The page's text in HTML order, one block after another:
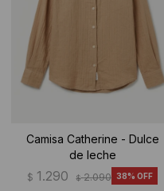
Camisa Catherine - Dulce
de leche
$ 1.290 $ 2.090 38